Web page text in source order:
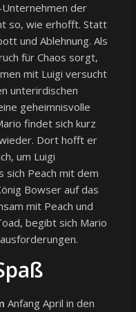
der
so, wie erhofft. Statt
und Ablehnung. Als
für Chaos sorgt,
mit Luigi versucht
unterirdischen
geheimnisvolle
findet sich kurz
Dort hofft er
um Luigi
sich Peach mit dem
Bowser auf das
mit Peach und
begibt sich Mario
Anfang April in den